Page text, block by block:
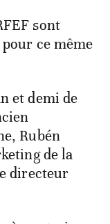
sont
ce même
et demi de
Rubén
de la
directeur